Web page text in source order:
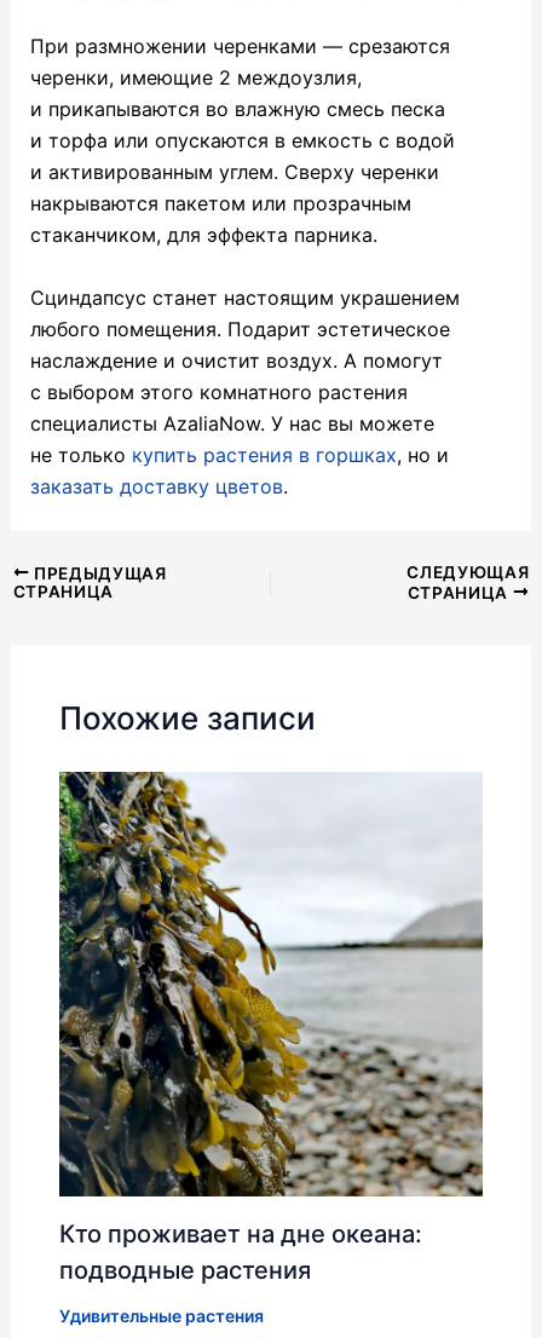
При размножении черенками — срезаются
черенки, имеющие 2 междоузлия,
и прикапываются во влажную смесь песка
и торфа или опускаются в емкость с водой
и активированным углем. Сверху черенки
накрываются пакетом или прозрачным
стаканчиком, для эффекта парника.
Сциндапсус станет настоящим украшением
любого помещения. Подарит эстетическое
наслаждение и очистит воздух. А помогут
с выбором этого комнатного растения
специалисты AzaliaNow. У нас вы можете
не только купить растения в горшках, но и
заказать доставку цветов.
Навигация
по
ПРЕДЫДУЩАЯ
СТРАНИЦА
СЛЕДУЮЩАЯ
СТРАНИЦА
Похожие записи
Кто проживает на дне океана:
подводные растения
Удивительные растения